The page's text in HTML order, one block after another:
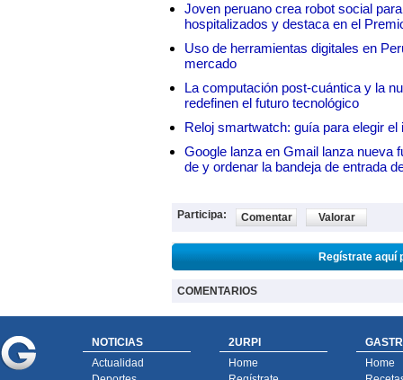
Joven peruano crea robot social
hospitalizados y destaca en el
Uso de herramientas digitales en
mercado
La computación post-cuántica y la
redefinen el futuro tecnológico
Reloj smartwatch: guía para elegir el
Google lanza en Gmail lanza nueva
de y ordenar la bandeja de entrada
Participa: Comentar Valorar
Regístrate aquí
COMENTARIOS
NOTICIAS
Actualidad
2URPI
Home
Home